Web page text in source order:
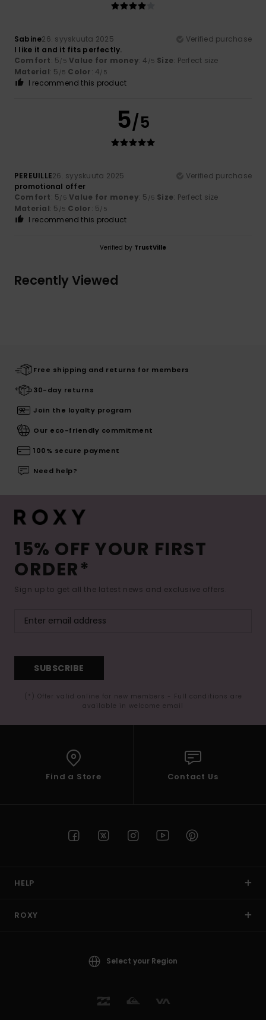
Sabine26. syyskuuta 2025
Verified purchase
I like it and it fits perfectly.
Comfort: 5/5 Value for money: 4 /5 Size: Perfect size
Material: 5 /5 Color: 4/5
I recommend this product
5/5
PEREUILLE26. syyskuuta 2025
Verified purchase
promotional offer
Comfort: 5/5 Value for money: 5 /5 Size: Perfect size
Material: 5 /5 Color: 5/5
I recommend this product
Verified by TrustVille
Recently Viewed
Free shipping and returns for members
30-day returns
Join the loyalty program
Our eco-friendly commitment
100% secure payment
Need help?
15% OFF YOUR FIRST
ORDER*
Sign up to get all the latest news and exclusive offers.
SUBSCRIBE
(*) Offer valid online for new members - Full conditions are
available in welcome email
Find a Store Contact Us
HELP
ROXY
Select your Region